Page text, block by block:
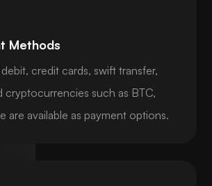
Methods
credit cards, swift transfer,
cryptocurrencies such as BTC,
are available as payment options.